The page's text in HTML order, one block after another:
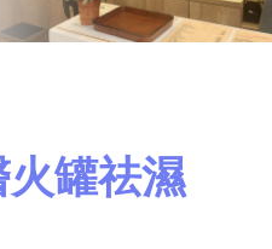
罐祛濕